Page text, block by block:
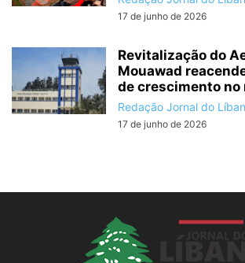
17 de junho de 2026
Revitalização do
Mouawad
de crescimento no
Redação Jornal do
17 de junho de 2026